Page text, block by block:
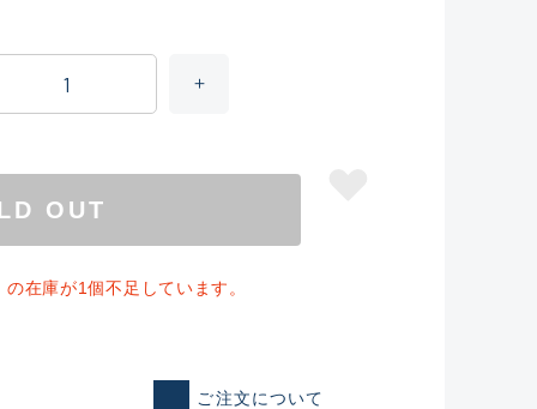
OUT
在庫が1個不足しています。
ご注文について